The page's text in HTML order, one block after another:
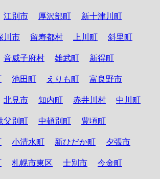
江別市 厚沢部町 新十津川町
川市 留寿都村 上川町 斜里町
音威子府村 雄武町 新得町
池田町 えりも町 富良野市
北見市 知内町 赤井川村 中川町
父別町 中頓別町 豊頃町
小清水町 新ひだか町 夕張市
札幌市東区 士別市 今金町